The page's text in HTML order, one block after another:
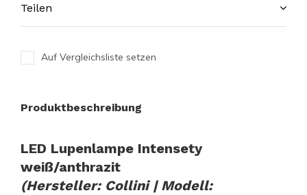
Teilen
Auf Vergleichsliste setzen
Produktbeschreibung
LED Lupenlampe Intensety
weiß/anthrazit
(Hersteller: Collini | Modell: